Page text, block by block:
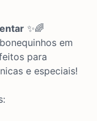
✨🌈
em
para
e especiais!